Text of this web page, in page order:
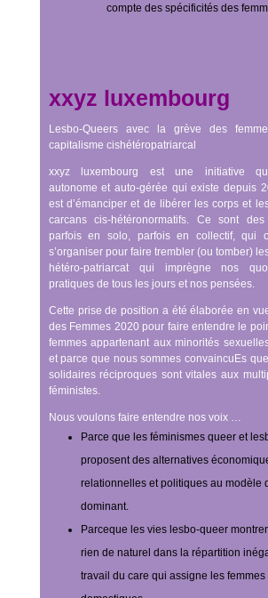
compte des spécificités des
xxyz luxembourg
Lesbo-Queers avec la grève des
capitalisme cishétéropatriarcal
xxyz luxembourg est une initiative
autonome et auto-gérée qui existe depuis
est d’émanciper et de libérer les corps et
carcans cis-hétéronormatifs. Ce sont des
parfois en solo, parfois en collectif, qui
s’organiser pour faire trembler (ou tomber)
hétéro-patriarcat qui imprègne nos
pratiques de tous les jours et nos pensées.
Cette prise de position a été élaborée en
des Femmes 2020 pour faire entendre le
femmes appartenant aux minorités
et parce que nous sommes convaincuEs
solidaires réciproques sont vitales aux
féministes.
Nous voulons faire entendre nos voix …
Parce que les féminismes queer et
proposent des alternatives
relationnelles et politiques au modèle
dominant.
Parceque les vies lesbo-queer
rien de naturel dans la répartition
travail du care qui assigne les femmes